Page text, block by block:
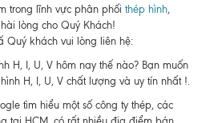
trong lĩnh vực phân phối thép hình,
lòng cho Quý Khách!
Quý khách vui lòng liên hệ:
H, I, U, V hôm nay thế nào? Bạn muốn
H, I, U, V chất lượng và uy tín nhất !.
tìm hiểu một số công ty thép, các